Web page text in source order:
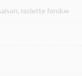
raclette fondue